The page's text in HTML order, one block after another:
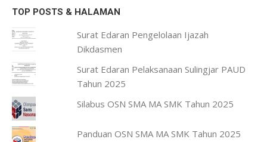
TOP POSTS & HALAMAN
Surat Edaran Pengelolaan Ijazah
Dikdasmen
Surat Edaran Pelaksanaan Sulingjar PAUD
Tahun 2025
Silabus OSN SMA MA SMK Tahun 2025
Panduan OSN SMA MA SMK Tahun 2025